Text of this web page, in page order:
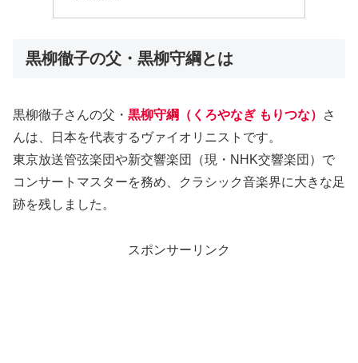
黒柳徹子の父・黒柳守綱とは
黒柳徹子さんの父・ 黒柳守綱（くろやなぎ もりつな）
さ
んは、日本を代表するヴァイオリニストです。
東京放送管弦楽団や新交響楽団（現・NHK交響楽団）で
コンサートマスターを務め、クラシック音楽界に大きな足
跡を残しました。
スポンサーリンク